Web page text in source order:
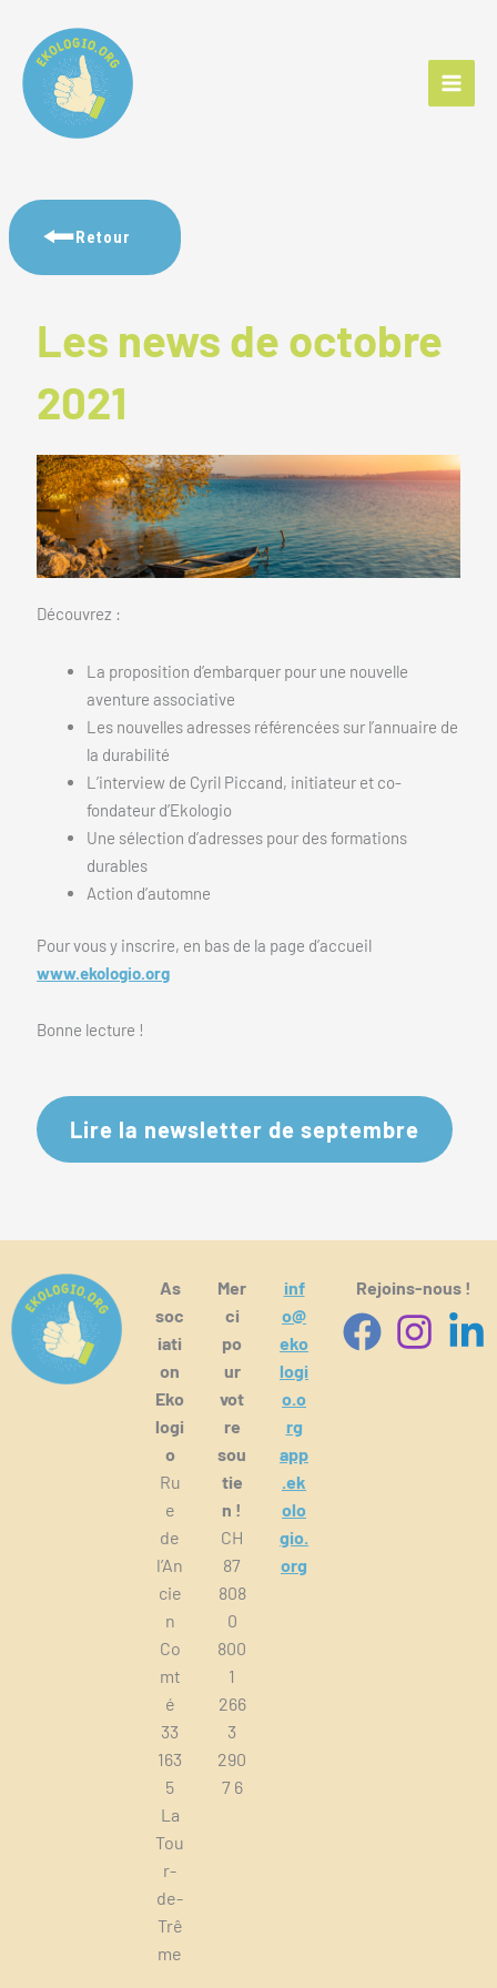
contenu
Retour
Les news de octobre
2021
Découvrez :
La proposition d’embarquer pour une nouvelle
aventure associative
Les nouvelles adresses référencées sur l’annuaire de
la durabilité
L’interview de Cyril Piccand, initiateur et co-
fondateur d’Ekologio
Une sélection d’adresses pour des formations
durables
Action d’automne
Pour vous y inscrire, en bas de la page d’accueil
www.ekologio.org
Bonne lecture !
Lire la newsletter de septembre
As
soc
iati
on
Eko
logi
o
Ru
e
de
l’An
cie
n
Co
mt
é
33
163
5
La
Tou
r-
de-
Trê
me
Mer
ci
po
ur
vot
re
sou
tie
n !
CH
87
808
0
800
1
266
3
290
7 6
inf
o@
eko
logi
o.o
rg
app
.ek
olo
gio.
org
Rejoins-nous !